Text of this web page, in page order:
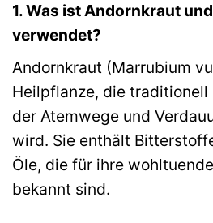
1. Was ist Andornkraut
verwendet?
Andornkraut (Marrubium
Heilpflanze, die
der Atemwege und
wird. Sie enthält
Öle, die für ihre
bekannt sind.